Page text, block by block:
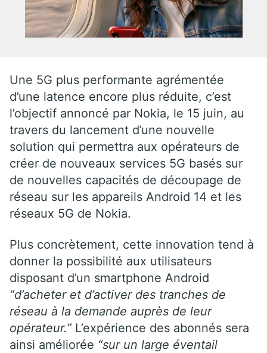
Une 5G plus performante agrémentée
d’une latence encore plus réduite, c’est
l’objectif annoncé par Nokia, le 15 juin, au
travers du lancement d’une nouvelle
solution qui permettra aux opérateurs de
créer de nouveaux services 5G basés sur
de nouvelles capacités de découpage de
réseau sur les appareils Android 14 et les
réseaux 5G de Nokia.
Plus concrètement, cette innovation tend à
donner la possibilité aux utilisateurs
disposant d’un smartphone Android
“d’acheter et d’activer des tranches de
réseau à la demande auprès de leur
opérateur.” L’expérience des abonnés sera
ainsi améliorée “sur un large éventail